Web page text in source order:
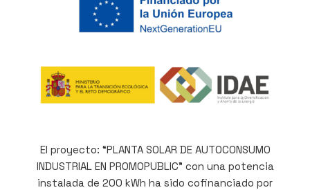
El proyecto: “PLANTA SOLAR DE AUTOCONSUMO
INDUSTRIAL EN PROMOPUBLIC” con una potencia
instalada de 200 kWh ha sido cofinanciado por